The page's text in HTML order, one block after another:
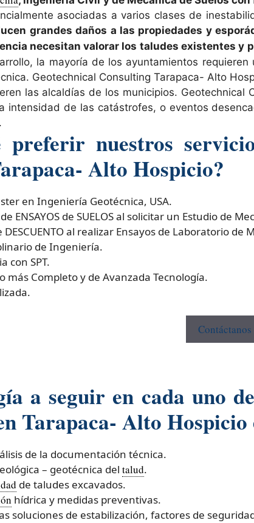
asociadas a varios clases de
grandes daños a las propiedades y
necesitan valorar los taludes existentes y
la mayoría de los ayuntamientos requieren
Geotechnical Consulting Tarapaca- Alto
las alcaldías de los municipios.
intensidad de las catástrofes, o eventos
preferir nuestros
Alto Hospicio?
en Ingeniería Geotécnica, USA.
ENSAYOS de SUELOS al solicitar un Estudio de
DESCUENTO al realizar Ensayos de Laboratorio de
de Ingeniería.
con SPT.
más Completo y de Avanzada Tecnología.
Contáctanos
a seguir en cada uno
Tarapaca- Alto Hospicio
de la documentación técnica.
– geotécnica del talud.
de taludes excavados.
hídrica y medidas preventivas.
soluciones de estabilización, factores de